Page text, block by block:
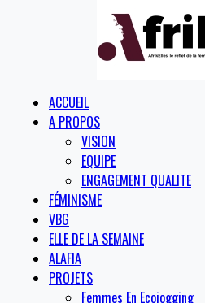
ACCUEIL
A PROPOS
VISION
EQUIPE
ENGAGEMENT QUALITE
FÉMINISME
VBG
ELLE DE LA SEMAINE
ALAFIA
PROJETS
Femmes En Ecojogging